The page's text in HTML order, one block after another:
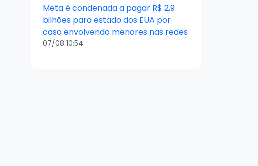
Meta é condenada a pagar R$ 2,9
bilhões para estado dos EUA por
caso envolvendo menores nas redes
07/08 10:54